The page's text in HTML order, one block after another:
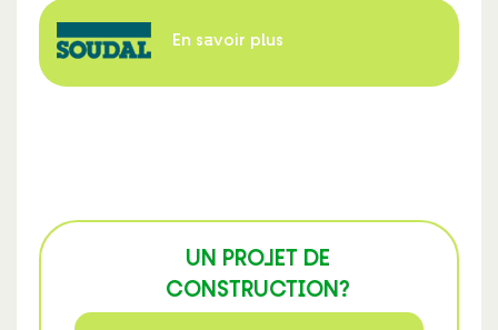
En savoir plus
UN PROJET DE
CONSTRUCTION?